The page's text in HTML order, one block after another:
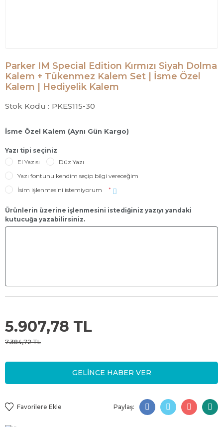
Parker IM Special Edition Kırmızı Siyah Dolma
Kalem + Tükenmez Kalem Set | İsme Özel
Kalem | Hediyelik Kalem
Stok Kodu : PKES115-30
İsme Özel Kalem (Aynı Gün Kargo)
Yazı tipi seçiniz
El Yazısı
Düz Yazı
Yazı fontunu kendim seçip bilgi vereceğim
İsim işlenmesini istemiyorum
*
Ürünlerin üzerine işlenmesini istediğiniz yazıyı yandaki
kutucuğa yazabilirsiniz.
5.907,78 TL
7.384,72 TL
GELİNCE HABER VER
Paylaş: